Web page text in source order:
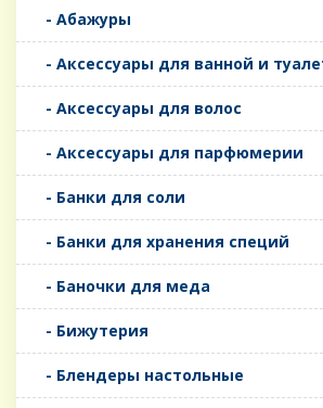
- Абажуры
- Аксессуары для ванной и
- Аксессуары для волос
- Аксессуары для парфюмерии
- Банки для соли
- Банки для хранения специй
- Баночки для меда
- Бижутерия
- Блендеры настольные